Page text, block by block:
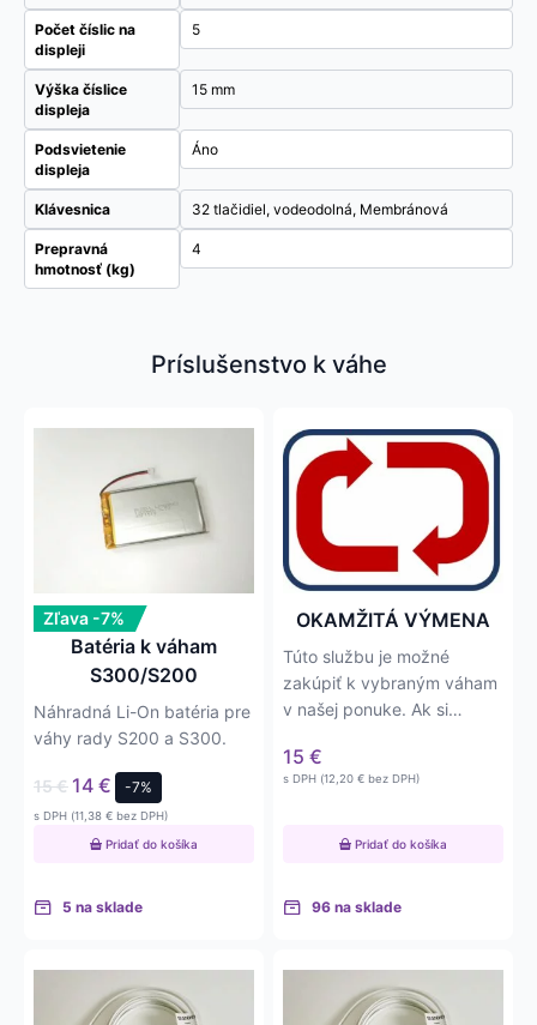
Počet číslic na
displeji
5
Výška číslice
displeja
15 mm
Podsvietenie
displeja
Áno
Klávesnica 32 tlačidiel, vodeodolná, Membránová
Prepravná
hmotnosť (kg)
4
Príslušenstvo k váhe
Zľava -7%
Batéria k váham
S300/S200
Náhradná Li-On batéria pre
váhy rady S200 a S300.
15€ 14 € -7%
s DPH (11,38 € bez DPH)
Pridať do košíka
5 na sklade
OKAMŽITÁ VÝMENA
Túto službu je možné
zakúpiť k vybraným váham
v našej ponuke. Ak si
spoločne s…
15 €
s DPH (12,20 € bez DPH)
Pridať do košíka
96 na sklade